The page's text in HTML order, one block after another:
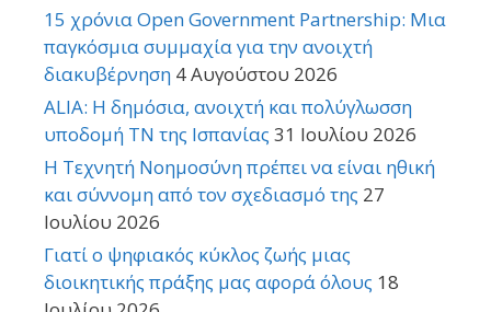
15 χρόνια Open Government Partnership: Μια
παγκόσμια συμμαχία για την ανοιχτή
διακυβέρνηση 4 Αυγούστου 2026
ALIA: Η δημόσια, ανοιχτή και πολύγλωσση
υποδομή ΤΝ της Ισπανίας 31 Ιουλίου 2026
Η Τεχνητή Νοημοσύνη πρέπει να είναι ηθική
και σύννομη από τον σχεδιασμό της 27
Ιουλίου 2026
Γιατί ο ψηφιακός κύκλος ζωής μιας
διοικητικής πράξης μας αφορά όλους 18